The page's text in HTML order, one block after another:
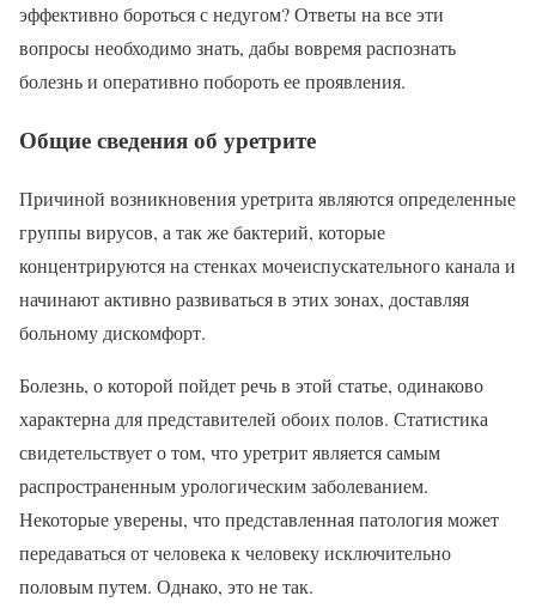
эффективно бороться с недугом? Ответы на все эти
вопросы необходимо знать, дабы вовремя распознать
болезнь и оперативно побороть ее проявления.
Общие сведения об уретрите
Причиной возникновения уретрита являются определенные
группы вирусов, а так же бактерий, которые
концентрируются на стенках мочеиспускательного канала и
начинают активно развиваться в этих зонах, доставляя
больному дискомфорт.
Болезнь, о которой пойдет речь в этой статье, одинаково
характерна для представителей обоих полов. Статистика
свидетельствует о том, что уретрит является самым
распространенным урологическим заболеванием.
Некоторые уверены, что представленная патология может
передаваться от человека к человеку исключительно
половым путем. Однако, это не так.